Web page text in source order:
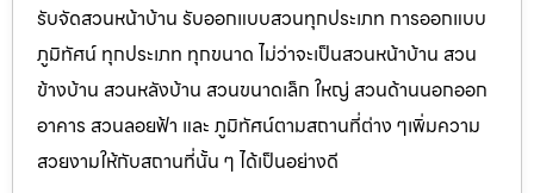
รับจัดสวนหน้าบ้าน รับออกแบบสวนทุกประเภท การออกแบบ
ภูมิทัศน์ ทุกประเภท ทุกขนาด ไม่ว่าจะเป็นสวนหน้าบ้าน สวน
ข้างบ้าน สวนหลังบ้าน สวนขนาดเล็ก ใหญ่ สวนด้านนอกออก
อาคาร สวนลอยฟ้า และ ภูมิทัศน์ตามสถานที่ต่าง ๆเพิ่มความ
สวยงามให้กับสถานที่นั้น ๆ ได้เป็นอย่างดี